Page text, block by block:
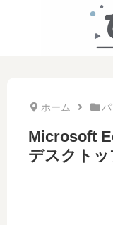
ホーム
Microsoft
デスクト